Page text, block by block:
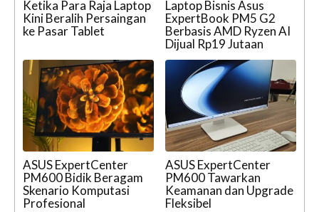
Ketika Para Raja Laptop
Kini Beralih Persaingan
ke Pasar Tablet
Laptop Bisnis Asus
ExpertBook PM5 G2
Berbasis AMD Ryzen AI
Dijual Rp19 Jutaan
ASUS ExpertCenter
PM600 Bidik Beragam
Skenario Komputasi
Profesional
ASUS ExpertCenter
PM600 Tawarkan
Keamanan dan Upgrade
Fleksibel